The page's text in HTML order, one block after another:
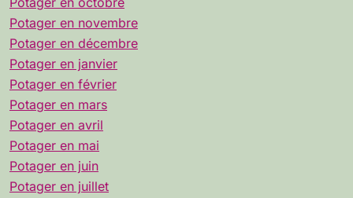
Potager en novembre
Potager en décembre
Potager en janvier
Potager en février
Potager en mars
Potager en avril
Potager en mai
Potager en juin
Potager en juillet